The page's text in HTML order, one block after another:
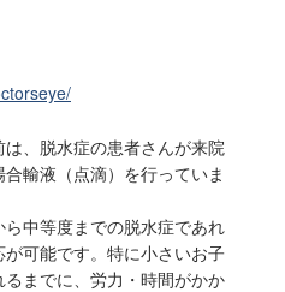
、脱水症の患者さんが来院
輸液（点滴）を行っていま
中等度までの脱水症であれ
可能です。特に小さいお子
までに、労力・時間がかか